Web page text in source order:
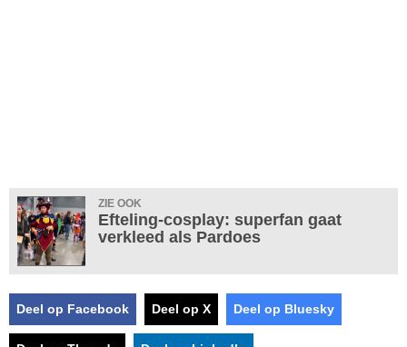
ZIE OOK
Efteling-cosplay: superfan gaat
verkleed als Pardoes
Deel op Facebook Deel op X Deel op Bluesky